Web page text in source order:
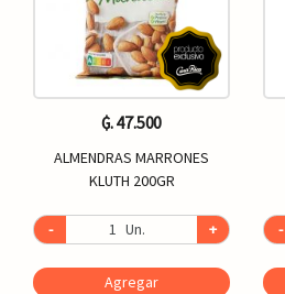
₲. 47.500
ALMENDRAS MARRONES
KLUTH 200GR
- Un. +
Agregar
-